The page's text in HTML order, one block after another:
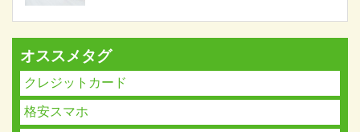
オススメタグ
クレジットカード
格安スマホ